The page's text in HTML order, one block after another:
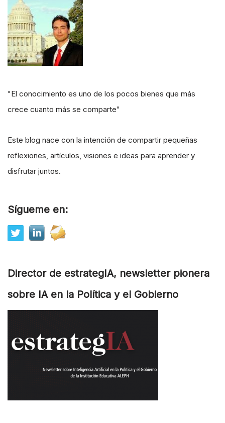
"El conocimiento es uno de los pocos bienes que más
crece cuanto más se comparte"
Este blog nace con la intención de compartir pequeñas
reflexiones, artículos, visiones e ideas para aprender y
disfrutar juntos.
Sígueme en:
Director de estrategIA, newsletter pionera
sobre IA en la Política y el Gobierno